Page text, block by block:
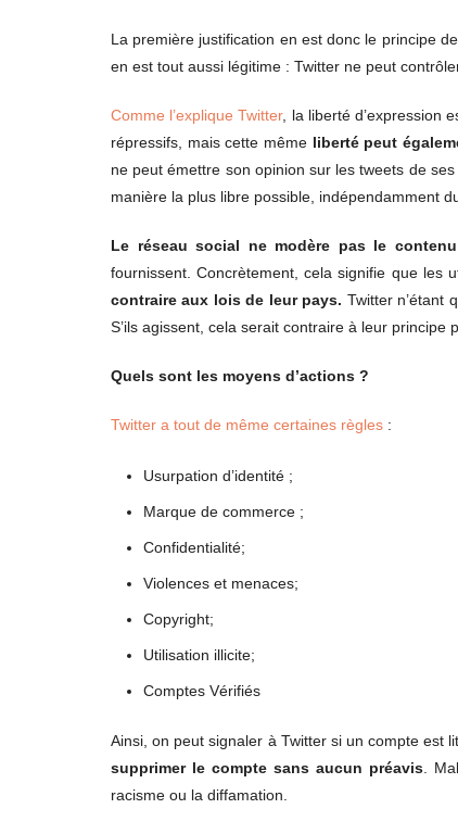
La première justification en est donc le principe
en est tout aussi légitime : Twitter ne peut
Comme l’explique Twitter, la liberté d’expression
répressifs, mais cette même liberté peut
ne peut émettre son opinion sur les tweets de
manière la plus libre possible, indépendamment
Le réseau social ne modère pas le contenu
fournissent. Concrètement, cela signifie que les
contraire aux lois de leur pays. Twitter n’étant
S’ils agissent, cela serait contraire à leur principe
Quels sont les moyens d’actions ?
Twitter a tout de même certaines règles :
Usurpation d’identité ;
Marque de commerce ;
Confidentialité;
Violences et menaces;
Copyright;
Utilisation illicite;
Comptes Vérifiés
Ainsi, on peut signaler à Twitter si un compte est
supprimer le compte sans aucun préavis.
racisme ou la diffamation.